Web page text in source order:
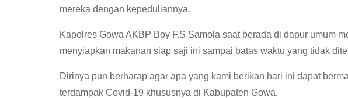
mereka dengan kepeduliannya.
Kapolres Gowa AKBP Boy F.S Samola saat berada di dapur umum
menyiapkan makanan siap saji ini sampai batas waktu yang tidak
Dirinya pun berharap agar apa yang kami berikan hari ini dapat
terdampak Covid-19 khususnya di Kabupaten Gowa.